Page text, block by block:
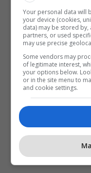
Inter Federico
Your personal data will
your device (cookies,
data) may be stored by,
partners, or used
may use precise
Some vendors may
of legitimate interest,
your options below.
or in the site menu to
and cookie settings.